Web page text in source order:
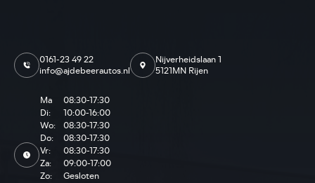
0161-23 49 22
info@ajdebeerautos.nl
Nijverheidslaan 1
5121MN Rijen
Ma
08:30-17:30
Di:
10:00-16:00
Wo:
08:30-17:30
Do:
08:30-17:30
Vr:
08:30-17:30
Za:
09:00-17:00
Zo:
Gesloten